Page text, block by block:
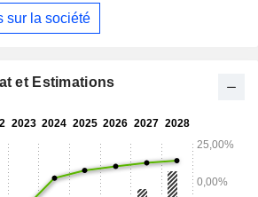
de conseil et d’assistance. Elle
produits d’assurance, de crédit et à
et Pensionbazaar. Policybazaar
de bout en bout aux particuliers.
de crédit à l’ensemble des segments
Pensionbazaar se concentre sur la
de retraite.
sur la société
et Estimations